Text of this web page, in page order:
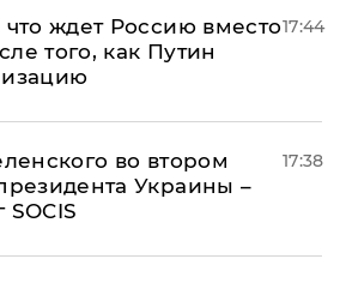
ждет Россию вместо
того, как Путин
17:44
во втором
Украины –
17:38